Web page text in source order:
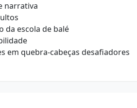
narrativa
da escola de balé
em quebra-cabeças desafiadores